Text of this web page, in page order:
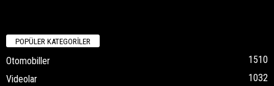
POPÜLER KATEGORİLER
Otomobiller
1510
Videolar
1032